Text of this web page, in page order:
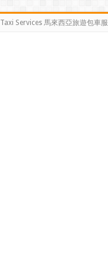
Taxi Services 馬來西亞旅遊包車